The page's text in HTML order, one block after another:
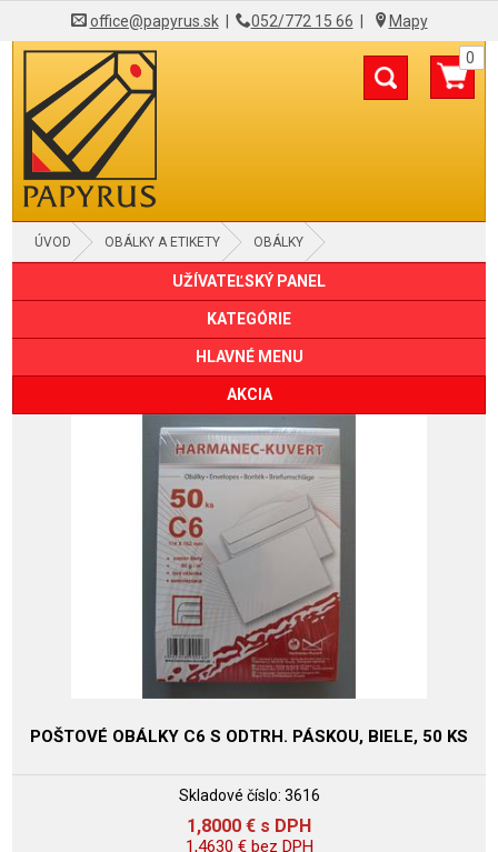
office@papyrus.sk| 052/772 15 66 Mapy
0
ÚVOD OBÁLKY A ETIKETY OBÁLKY
SAMOLEPIACE OBÁLKYUŽÍVATEĽSKÝ PANEL
KATEGÓRIE
HLAVNÉ MENU
AKCIA
POŠTOVÉ OBÁLKY C6 S ODTRH. PÁSKOU, BIELE, 50 KS
Skladové číslo: 3616
1,8000 € s DPH
1,4630 €bez DPH